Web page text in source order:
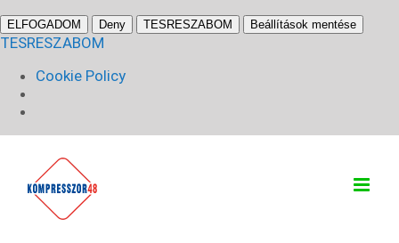
ELFOGADOM Deny TESRESZABOM Beállítások mentése
TESRESZABOM
Cookie Policy